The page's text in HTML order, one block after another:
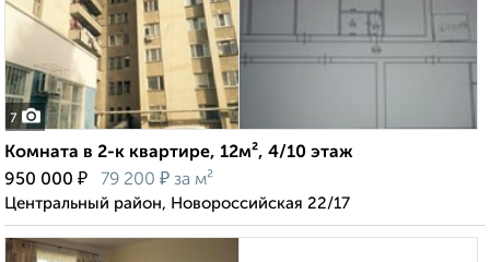
7
Комната в 2-к квартире, 12м², 4/10 этаж
950 000 ₽ 79 200 ₽ за м²
Центральный район, Новороссийская 22/17